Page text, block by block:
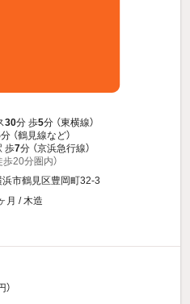
30分 歩5分 （東横線）
分 （鶴見線など）
歩7分 （京浜急行線）
歩20分圏内）
市鶴見区豊岡町32-3
月 / 木造